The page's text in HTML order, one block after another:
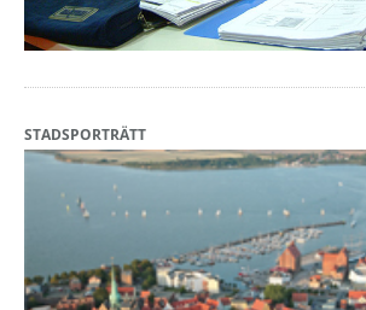
STADSPORTRÄTT